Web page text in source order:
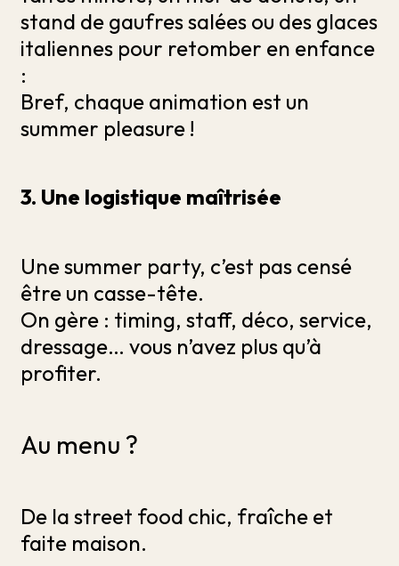
stand de gaufres salées ou des glaces
italiennes pour retomber en enfance
:
Bref, chaque animation est un
summer pleasure !
3. Une logistique maîtrisée
Une summer party, c’est pas censé
être un casse-tête.
On gère : timing, staff, déco, service,
dressage… vous n’avez plus qu’à
profiter.
Au menu ?
De la street food chic, fraîche et
faite maison.